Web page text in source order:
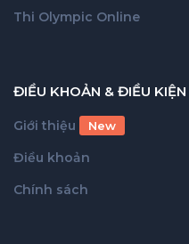
Thi Olympic Online
ĐIỀU KHOẢN & ĐIỀU KIỆN
Giới thiệu New
Điều khoản
Chính sách